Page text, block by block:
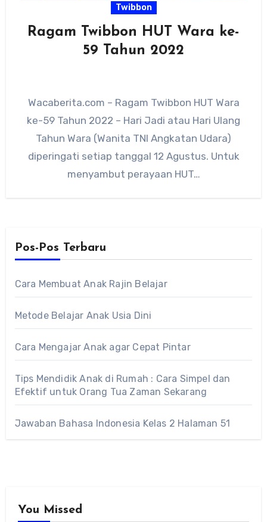
Twibbon
Ragam Twibbon HUT Wara ke-
59 Tahun 2022
Wacaberita.com – Ragam Twibbon HUT Wara
ke-59 Tahun 2022 – Hari Jadi atau Hari Ulang
Tahun Wara (Wanita TNI Angkatan Udara)
diperingati setiap tanggal 12 Agustus. Untuk
menyambut perayaan HUT…
Pos-Pos Terbaru
Cara Membuat Anak Rajin Belajar
Metode Belajar Anak Usia Dini
Cara Mengajar Anak agar Cepat Pintar
Tips Mendidik Anak di Rumah : Cara Simpel dan
Efektif untuk Orang Tua Zaman Sekarang
Jawaban Bahasa Indonesia Kelas 2 Halaman 51
You Missed